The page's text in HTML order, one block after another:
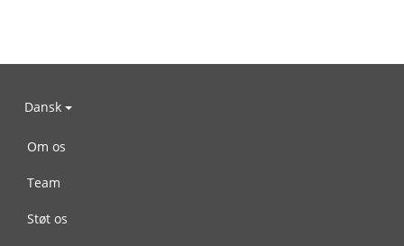
Dansk
Om os
Team
Støt os